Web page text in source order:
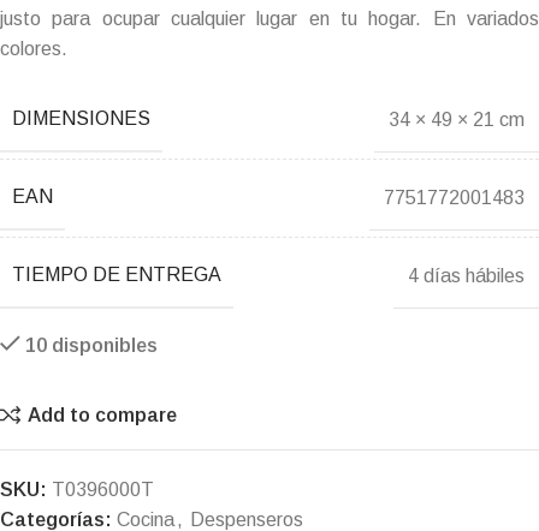
justo para ocupar cualquier lugar en tu hogar. En variados
colores.
DIMENSIONES 34 × 49 × 21 cm
EAN 7751772001483
TIEMPO DE ENTREGA 4 días hábiles
10 disponibles
Add to compare
SKU: T0396000T
Categorías: Cocina,
Despenseros